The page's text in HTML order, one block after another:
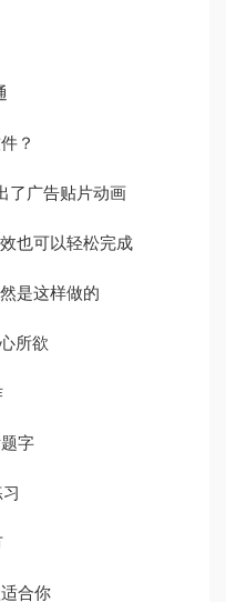
？
了广告贴片动画
也可以轻松完成
是这样做的
所欲
字
合你